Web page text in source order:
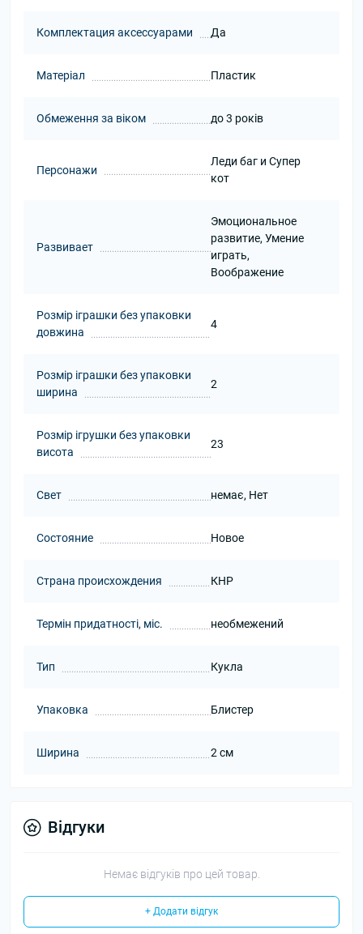
Комплектация аксессуарами Да
Матеріал Пластик
Обмеження за віком до 3 років
Персонажи
Леди баг и Супер
кот
Развивает
Эмоциональное
развитие, Умение
играть,
Воображение
Розмір іграшки без упаковки
довжина
4
Розмір іграшки без упаковки
ширина
2
Розмір ігрушки без упаковки
висота
23
Свет немає, Нет
Состояние Новое
Страна происхождения КНР
Термін придатності, міс. необмежений
Тип Кукла
Упаковка Блистер
Ширина 2 см
Відгуки
Немає відгуків про цей товар.
+ Додати відгук